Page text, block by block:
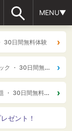
MENU▼
30日間無料体験 ›
30日間無料体験 ›
30日間無料体験 ›
ゼント！